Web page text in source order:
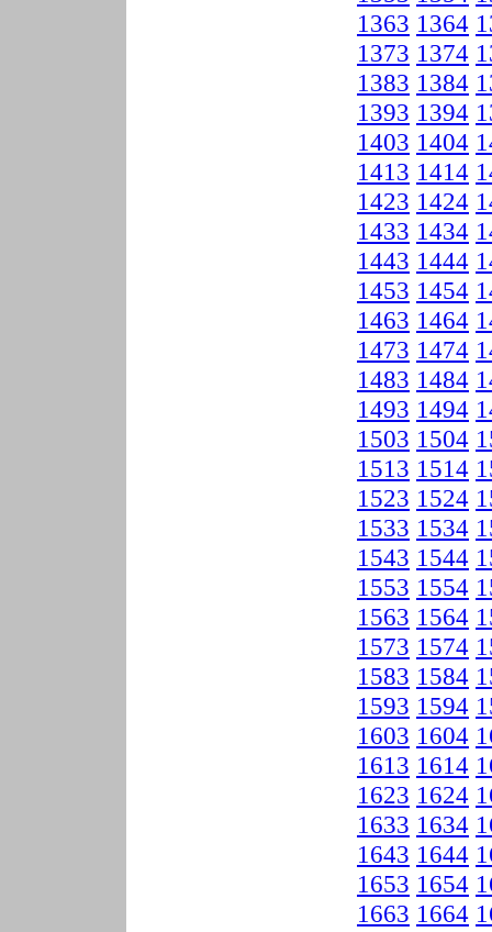
1363 1364
1373 1374
1383 1384
1393 1394
1403 1404
1413 1414
1423 1424
1433 1434
1443 1444
1453 1454
1463 1464
1473 1474
1483 1484
1493 1494
1503 1504
1513 1514
1523 1524
1533 1534
1543 1544
1553 1554
1563 1564
1573 1574
1583 1584
1593 1594
1603 1604
1613 1614
1623 1624
1633 1634
1643 1644
1653 1654
1663 1664